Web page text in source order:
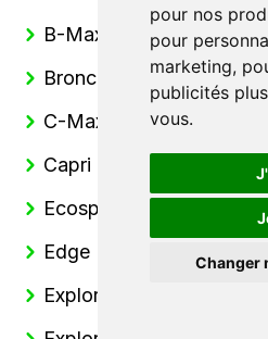
pour nos
pour
marketing,
publicités
vous.
Changer
B-Max
Bronco
C-Max
Capri
Ecosport
Edge
Explorer